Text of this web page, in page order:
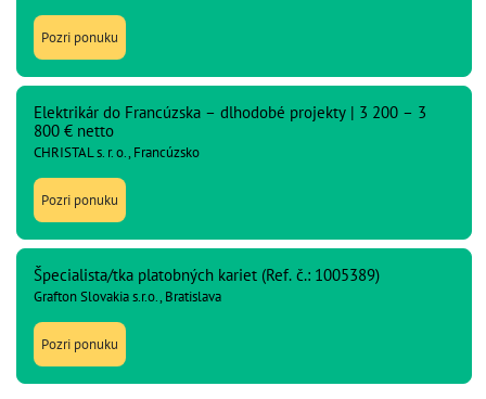
Pozri ponuku
Elektrikár do Francúzska – dlhodobé projekty | 3 200 – 3
800 € netto
CHRISTAL s. r. o., Francúzsko
Pozri ponuku
Špecialista/tka platobných kariet (Ref. č.: 1005389)
Grafton Slovakia s.r.o., Bratislava
Pozri ponuku